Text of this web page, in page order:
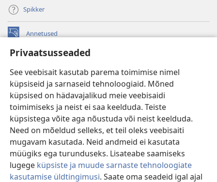
Privaatsusseaded
See veebisait kasutab parema toimimise nimel
küpsiseid ja sarnaseid tehnoloogiaid. Mõned
küpsised on hädavajalikud meie veebisaidi
toimimiseks ja neist ei saa keelduda. Teiste
küpsistega võite aga nõustuda või neist keelduda.
Need on mõeldud selleks, et teil oleks veebisaiti
mugavam kasutada. Neid andmeid ei kasutata
müügiks ega turunduseks. Lisateabe saamiseks
lugege küpsiste ja muude sarnaste tehnoloogiate
kasutamise üldtingimusi. Saate oma seadeid igal ajal
Spikker
Annetused
(avab
akna)
uue
akna) JW Hub
(avab
uue
akna) JW Library
Watchtower Library
Copyright© 2026 Watch Tower Bible and Tract Society of Pennsylvania.